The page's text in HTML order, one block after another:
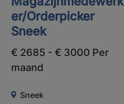
er/Orderpicker
Sneek
€ 2685 - € 3000 Per
maand
Sneek